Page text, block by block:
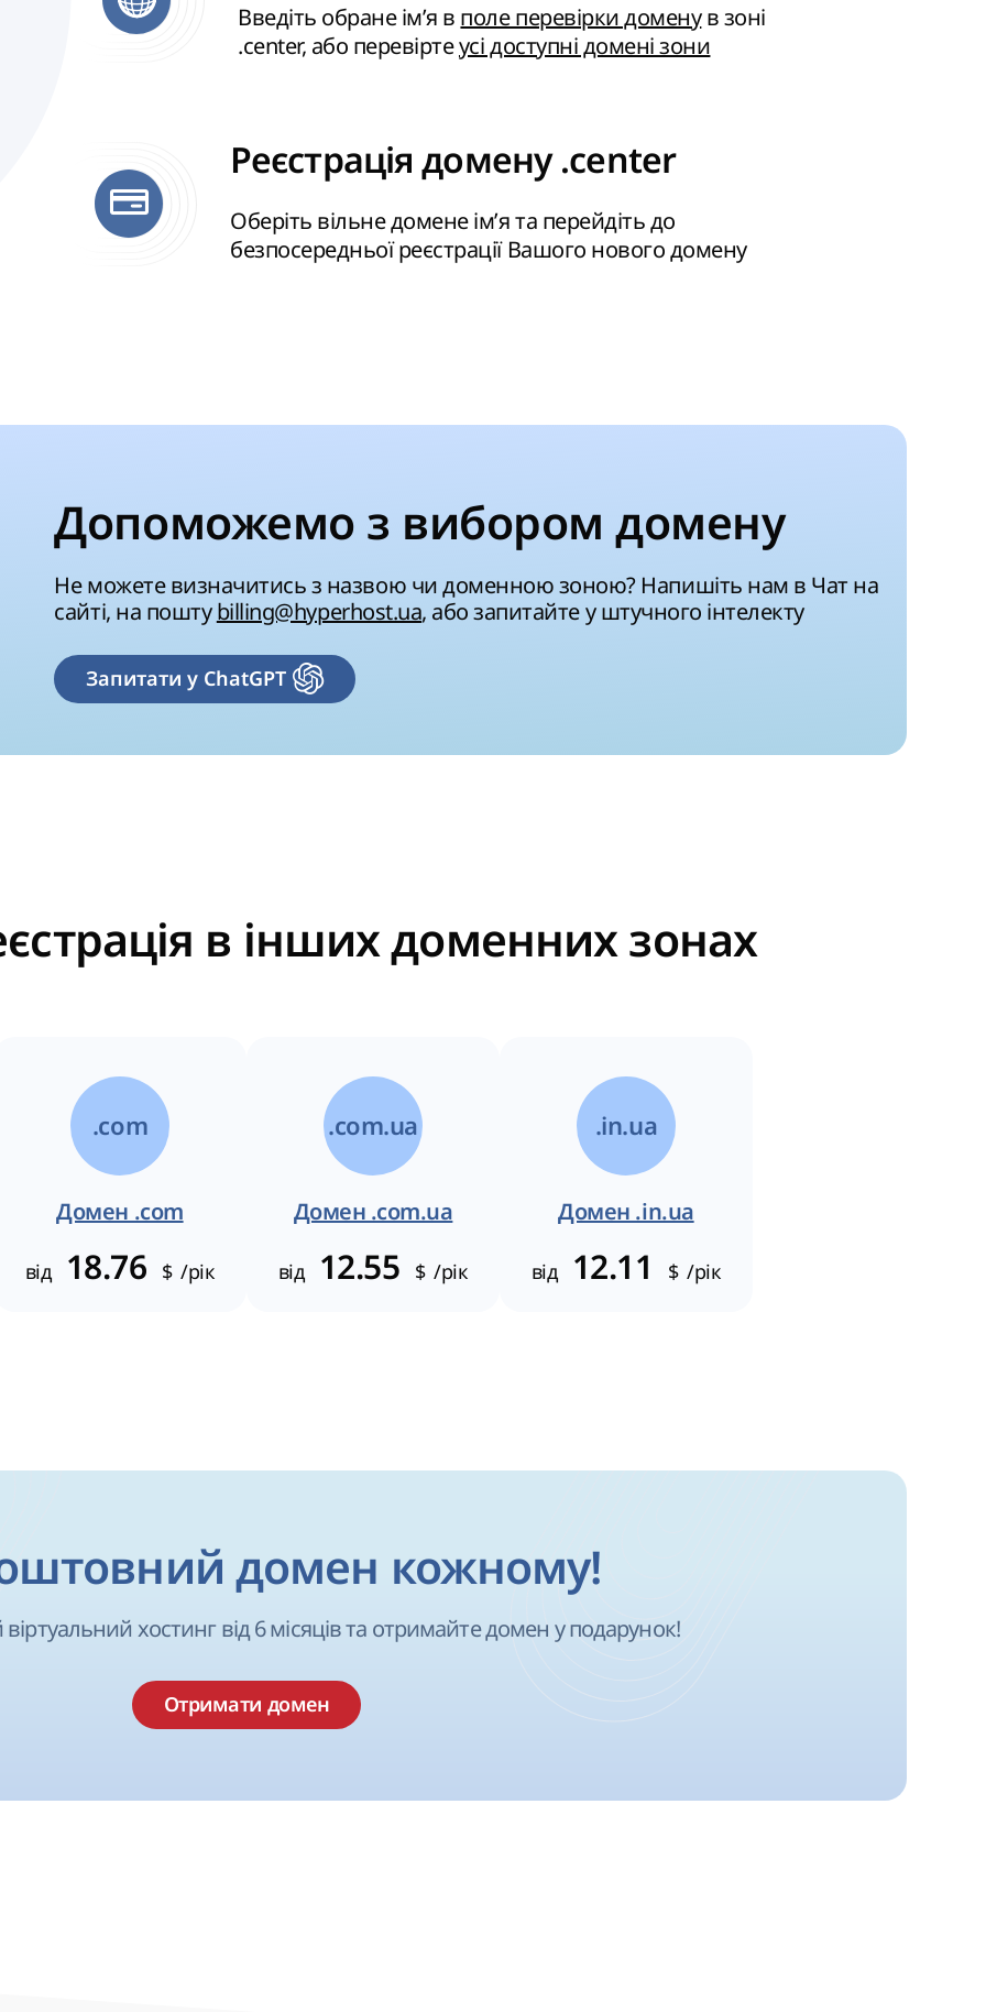
Введіть обране ім’я в поле перевірки доменув зоні
.center, або перевіртеусі доступні домені зони
Реєстрація домену .center
Оберіть вільне домене ім’я та перейдіть до
безпосередньої реєстрації Вашого нового домену
Допоможемо з вибором домену
Не можете визначитись з назвою чи доменною зоною? Напишіть нам в Чат на
сайті, на поштуbilling@hyperhost.ua, або запитайте у штучного інтелекту
Запитати у ChatGPT
в інших доменних зонах
.com
Домен .com
від 18.76 $ /рік
.com.ua
Домен .com.ua
від 12.55 $ /рік
.in.ua
Домен .in.ua
від 12.11 $ /рік
домен кожному!
хостинг від 6 місяців та отримайте домен у подарунок!
Отримати домен